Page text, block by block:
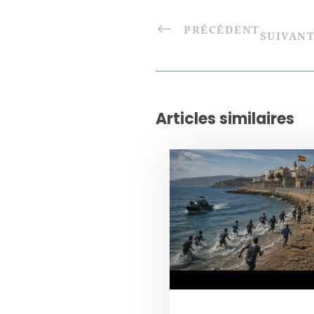
PRÉCÉDENTSUIVANT
Articles similaires